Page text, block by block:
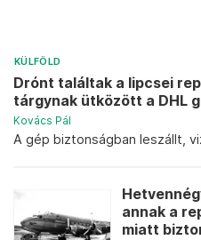
KÜLFÖLD
Drónt találtak a lipcsei
tárgynak ütközött a DHL
Kovács Pál
A gép biztonságban leszállt,
annak a
miatt